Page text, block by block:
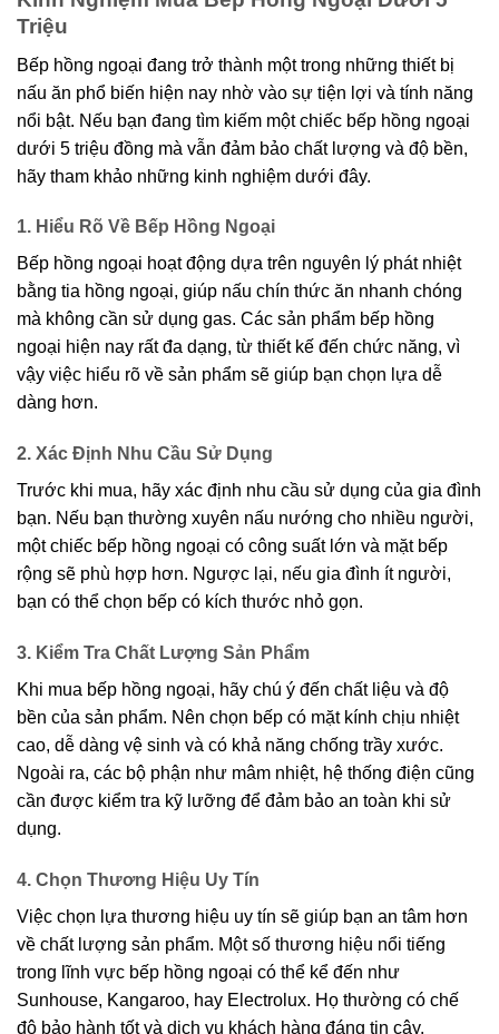
Triệu
Bếp hồng ngoại đang trở thành một trong những thiết bị
nấu ăn phổ biến hiện nay nhờ vào sự tiện lợi và tính năng
nổi bật. Nếu bạn đang tìm kiếm một chiếc bếp hồng ngoại
dưới 5 triệu đồng mà vẫn đảm bảo chất lượng và độ bền,
hãy tham khảo những kinh nghiệm dưới đây.
1. Hiểu Rõ Về Bếp Hồng Ngoại
Bếp hồng ngoại hoạt động dựa trên nguyên lý phát nhiệt
bằng tia hồng ngoại, giúp nấu chín thức ăn nhanh chóng
mà không cần sử dụng gas. Các sản phẩm bếp hồng
ngoại hiện nay rất đa dạng, từ thiết kế đến chức năng, vì
vậy việc hiểu rõ về sản phẩm sẽ giúp bạn chọn lựa dễ
dàng hơn.
2. Xác Định Nhu Cầu Sử Dụng
Trước khi mua, hãy xác định nhu cầu sử dụng của gia đình
bạn. Nếu bạn thường xuyên nấu nướng cho nhiều người,
một chiếc bếp hồng ngoại có công suất lớn và mặt bếp
rộng sẽ phù hợp hơn. Ngược lại, nếu gia đình ít người,
bạn có thể chọn bếp có kích thước nhỏ gọn.
3. Kiểm Tra Chất Lượng Sản Phẩm
Khi mua bếp hồng ngoại, hãy chú ý đến chất liệu và độ
bền của sản phẩm. Nên chọn bếp có mặt kính chịu nhiệt
cao, dễ dàng vệ sinh và có khả năng chống trầy xước.
Ngoài ra, các bộ phận như mâm nhiệt, hệ thống điện cũng
cần được kiểm tra kỹ lưỡng để đảm bảo an toàn khi sử
dụng.
4. Chọn Thương Hiệu Uy Tín
Việc chọn lựa thương hiệu uy tín sẽ giúp bạn an tâm hơn
về chất lượng sản phẩm. Một số thương hiệu nổi tiếng
trong lĩnh vực bếp hồng ngoại có thể kể đến như
Sunhouse, Kangaroo, hay Electrolux. Họ thường có chế
độ bảo hành tốt và dịch vụ khách hàng đáng tin cậy.